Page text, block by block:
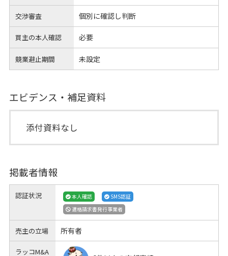
交渉審査 個別に確認し判断
買主の本人確認 必要
競業避止期間 未設定
エビデンス・補足資料
添付資料なし
掲載者情報
認証状況 本人確認
SMS認証
適格請求書発行事業者
売主の立場 所有者
ラッコM&A